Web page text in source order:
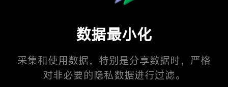
数据最小化
采集和使用数据，特别是分享数据时，严格
对非必要的隐私数据进行过滤。